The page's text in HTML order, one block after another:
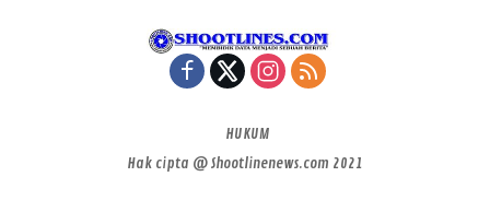
HUKUM
Hak cipta @ Shootlinenews.com 2021